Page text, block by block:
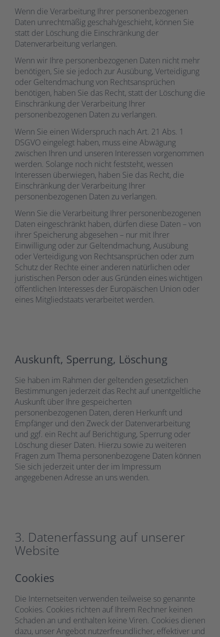
Wenn die Verarbeitung Ihrer personenbezogenen
Daten unrechtmäßig geschah/geschieht, können Sie
statt der Löschung die Einschränkung der
Datenverarbeitung verlangen.
Wenn wir Ihre personenbezogenen Daten nicht mehr
benötigen, Sie sie jedoch zur Ausübung, Verteidigung
oder Geltendmachung von Rechtsansprüchen
benötigen, haben Sie das Recht, statt der Löschung die
Einschränkung der Verarbeitung Ihrer
personenbezogenen Daten zu verlangen.
Wenn Sie einen Widerspruch nach Art. 21 Abs. 1
DSGVO eingelegt haben, muss eine Abwägung
zwischen Ihren und unseren Interessen vorgenommen
werden. Solange noch nicht feststeht, wessen
Interessen überwiegen, haben Sie das Recht, die
Einschränkung der Verarbeitung Ihrer
personenbezogenen Daten zu verlangen.
Wenn Sie die Verarbeitung Ihrer personenbezogenen
Daten eingeschränkt haben, dürfen diese Daten – von
ihrer Speicherung abgesehen – nur mit Ihrer
Einwilligung oder zur Geltendmachung, Ausübung
oder Verteidigung von Rechtsansprüchen oder zum
Schutz der Rechte einer anderen natürlichen oder
juristischen Person oder aus Gründen eines wichtigen
öffentlichen Interesses der Europäischen Union oder
eines Mitgliedstaats verarbeitet werden.
Auskunft, Sperrung, Löschung
Sie haben im Rahmen der geltenden gesetzlichen
Bestimmungen jederzeit das Recht auf unentgeltliche
Auskunft über Ihre gespeicherten
personenbezogenen Daten, deren Herkunft und
Empfänger und den Zweck der Datenverarbeitung
und ggf. ein Recht auf Berichtigung, Sperrung oder
Löschung dieser Daten. Hierzu sowie zu weiteren
Fragen zum Thema personenbezogene Daten können
Sie sich jederzeit unter der im Impressum
angegebenen Adresse an uns wenden.
3. Datenerfassung auf unserer
Website
Cookies
Die Internetseiten verwenden teilweise so genannte
Cookies. Cookies richten auf Ihrem Rechner keinen
Schaden an und enthalten keine Viren. Cookies dienen
dazu, unser Angebot nutzerfreundlicher, effektiver und